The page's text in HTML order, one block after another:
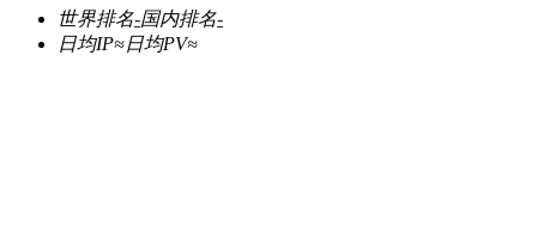
世界排名-国内排名-
日均IP≈日均PV≈